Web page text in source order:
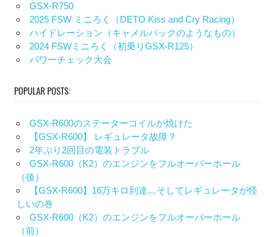
GSX-R750
2025 FSW ミニろく（DETO Kiss and Cry Racing）
ハイドレーション（キャメルバックのようなもの）
2024 FSWミニろく（初乗りGSX-R125）
パワーチェック大会
POPULAR POSTS:
GSX-R600のステーターコイルが焼けた
【GSX-R600】 レギュレータ故障？
2年ぶり2回目の電装トラブル
GSX-R600（K2）のエンジンをフルオーバーホール
（後）
【GSX-R600】16万キロ到達…そしてレギュレータが怪
しいの巻
GSX-R600（K2）のエンジンをフルオーバーホール
（前）